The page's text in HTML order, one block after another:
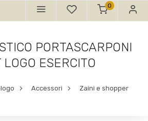
0
PORTASCARPONI
LOGO ESERCITO
Accessori Zaini e shopper